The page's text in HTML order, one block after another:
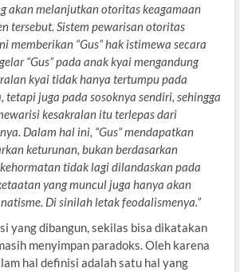
akan melanjutkan otoritas keagamaan
tersebut. Sistem pewarisan otoritas
memberikan “Gus” hak istimewa secara
“Gus” pada anak kyai mengandung
kyai tidak hanya tertumpu pada
tetapi juga pada sosoknya sendiri, sehingga
kesakralan itu terlepas dari
Dalam hal ini, “Gus” mendapatkan
keturunan, bukan berdasarkan
tidak lagi dilandaskan pada
yang muncul juga hanya akan
Di sinilah letak feodalismenya.”
yang dibangun, sekilas bisa dikatakan
menyimpan paradoks. Oleh karena
hal definisi adalah satu hal yang